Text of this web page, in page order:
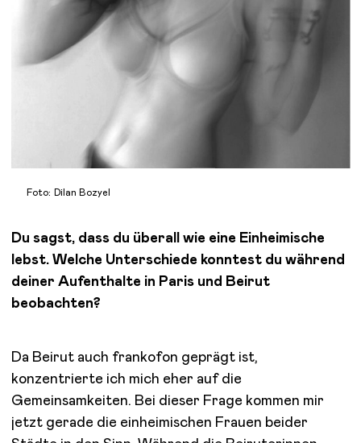
Foto: Dilan Bozyel
Du sagst, dass du überall wie eine Einheimische
lebst. Welche Unterschiede konntest du während
deiner Aufenthalte in Paris und Beirut
beobachten?
Da Beirut auch frankofon geprägt ist,
konzentrierte ich mich eher auf die
Gemeinsamkeiten. Bei dieser Frage kommen mir
jetzt gerade die einheimischen Frauen beider